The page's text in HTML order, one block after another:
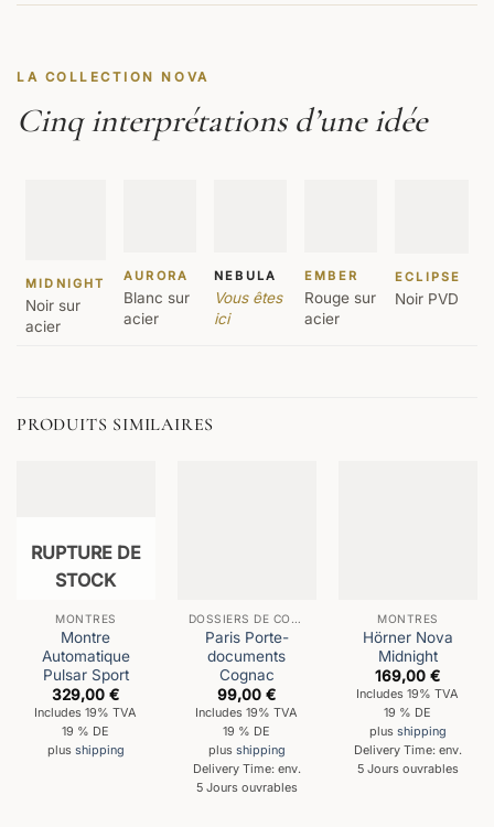
LA COLLECTION NOVA
Cinq interprétations d’une idée
MIDNIGHT
Noir sur
acier
AURORA
Blanc sur
acier
NEBULA
Vous êtes
ici
EMBER
Rouge sur
acier
ECLIPSE
Noir PVD
PRODUITS SIMILAIRES
RUPTURE DE
STOCK
MONTRES
Montre
Automatique
Pulsar Sport
329,00€
Includes 19% TVA
19 % DE
plus shipping
DOSSIERS DE CONFÉRENCE
Paris Porte-
documents
Cognac
99,00€
Includes 19% TVA
19 % DE
plus shipping
Delivery Time: env.
5 Jours ouvrables
MONTRES
Hörner Nova
Midnight
169,00€
Includes 19% TVA
19 % DE
plus shipping
Delivery Time: env.
5 Jours ouvrables